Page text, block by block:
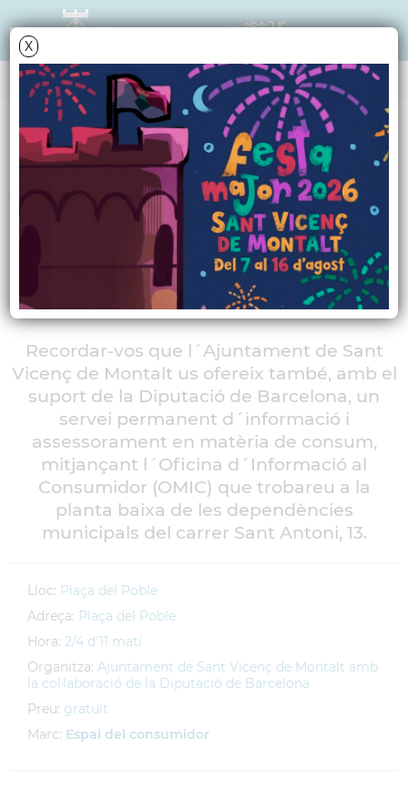
X
AGENDA
Dijous19 maig 2011
Visita de l'Oficina
Mòbil d'Informació al
Consumidor
Recordar-vos que l´Ajuntament de Sant
Vicenç de Montalt us ofereix també, amb el
suport de la Diputació de Barcelona, un
servei permanent d´informació i
assessorament en matèria de consum,
mitjançant l´Oficina d´Informació al
Consumidor (OMIC) que trobareu a la
planta baixa de les dependències
municipals del carrer Sant Antoni, 13.
Lloc: Plaça del Poble
Adreça: Plaça del Poble
Hora: 2/4 d'11 matí
Organitza: Ajuntament de Sant Vicenç de Montalt amb
la col·laboració de la Diputació de Barcelona
Preu: gratuït
Marc: Espai del consumidor